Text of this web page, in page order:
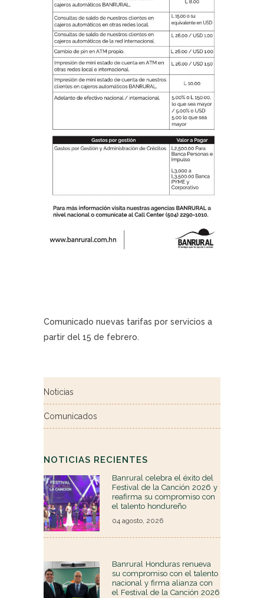
Comunicado nuevas tarifas por servicios a
partir del 15 de febrero.
Noticias
Comunicados
NOTICIAS RECIENTES
Banrural celebra el éxito del
Festival de la Canción 2026 y
reafirma su compromiso con
el talento hondureño
04 agosto, 2026
Banrural Honduras renueva
su compromiso con el talento
nacional y firma alianza con
el Festival de la Canción 2026